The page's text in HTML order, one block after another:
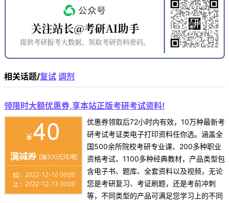
相关话题/复试 调剂
领限时大额优惠券,享本站正版考研考试资料!
优惠券领取后72小时内有效，10万种最新考
研考试考证类电子打印资料任你选。涵盖全
国500余所院校考研专业课、200多种职业
资格考试、1100多种经典教材，产品类型包
含电子书、题库、全套资料以及视频，无论
您是考研复习、考证刷题，还是考前冲刺
等，不同类型的产品可满足您学习上的不同